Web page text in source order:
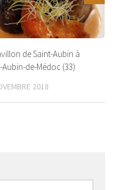
de Saint-Aubin à
Aubin-de-Médoc (33)
2018